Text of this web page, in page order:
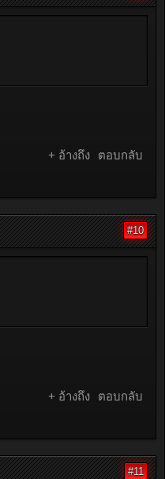
+ อ้างถึง ตอบกลับ
#10
+ อ้างถึง ตอบกลับ
#11